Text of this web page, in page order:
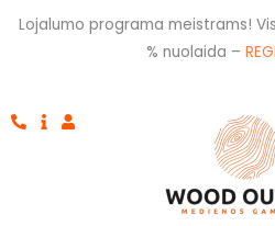
Pereiti
Lojalumo programa meistrams!
% nuolaida –